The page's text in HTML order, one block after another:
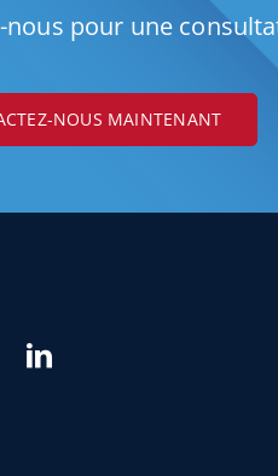
nous pour une
NOUS MAINTENANT